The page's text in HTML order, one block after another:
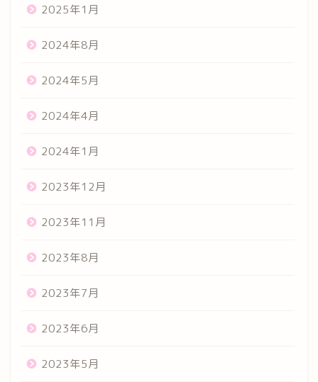
2025年1月
2024年8月
2024年5月
2024年4月
2024年1月
2023年12月
2023年11月
2023年8月
2023年7月
2023年6月
2023年5月